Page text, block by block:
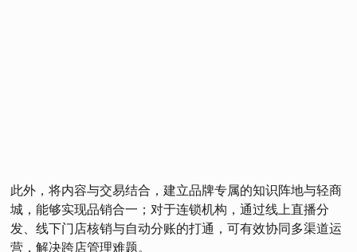
此外，将内容与交易结合，建立品牌专属的知识阵地与轻商
城，能够实现品销合一；对于连锁机构，通过线上直播分
发、线下门店核销与自动分账的打通，可有效协同多渠道运
营，解决跨店管理难题。